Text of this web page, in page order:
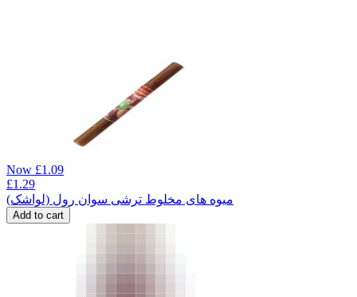
Now £1.09
£1.29
میوه های مخلوط ترشی سوان رول (لواشک)
Add to cart